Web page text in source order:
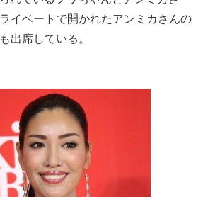
イベートで開かれたアンミカさんの
出席している。